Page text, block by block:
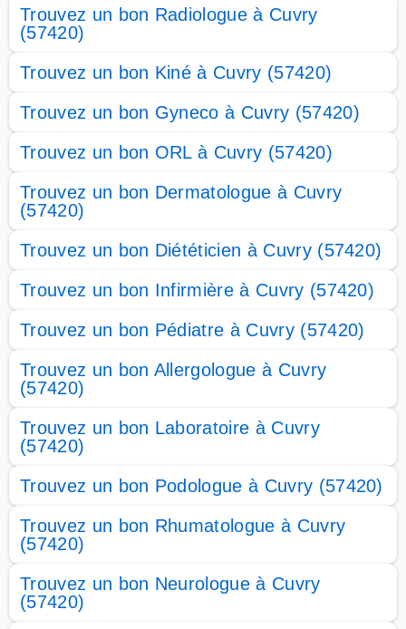
Trouvez un bon Radiologue à Cuvry
(57420)
Trouvez un bon Kiné à Cuvry (57420)
Trouvez un bon Gyneco à Cuvry (57420)
Trouvez un bon ORL à Cuvry (57420)
Trouvez un bon Dermatologue à Cuvry
(57420)
Trouvez un bon Diététicien à Cuvry (57420)
Trouvez un bon Infirmière à Cuvry (57420)
Trouvez un bon Pédiatre à Cuvry (57420)
Trouvez un bon Allergologue à Cuvry
(57420)
Trouvez un bon Laboratoire à Cuvry
(57420)
Trouvez un bon Podologue à Cuvry (57420)
Trouvez un bon Rhumatologue à Cuvry
(57420)
Trouvez un bon Neurologue à Cuvry
(57420)